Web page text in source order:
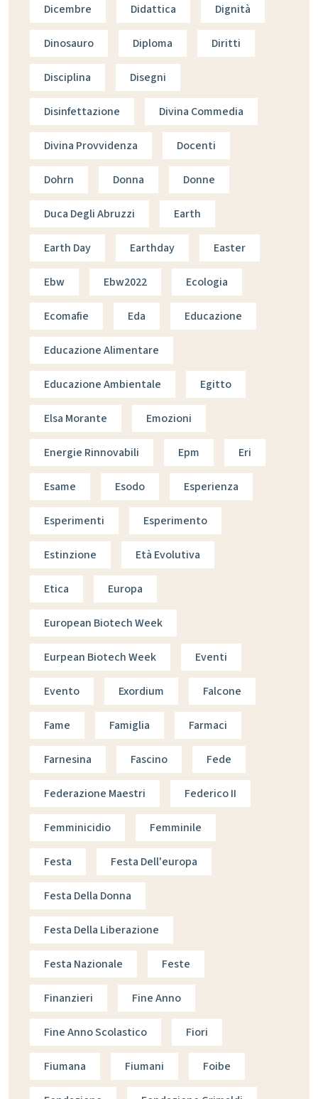
Dicembre Didattica Dignità
Dinosauro Diploma Diritti
Disciplina Disegni
Disinfettazione Divina Commedia
Divina Provvidenza Docenti
Dohrn Donna Donne
Duca Degli Abruzzi Earth
Earth Day Earthday Easter
Ebw Ebw2022 Ecologia
Ecomafie Eda Educazione
Educazione Alimentare
Educazione Ambientale Egitto
Elsa Morante Emozioni
Energie Rinnovabili Epm Eri
Esame Esodo Esperienza
Esperimenti Esperimento
Estinzione Età Evolutiva
Etica Europa
European Biotech Week
Eurpean Biotech Week Eventi
Evento Exordium Falcone
Fame Famiglia Farmaci
Farnesina Fascino Fede
Federazione Maestri Federico II
Femminicidio Femminile
Festa Festa Dell'europa
Festa Della Donna
Festa Della Liberazione
Festa Nazionale Feste
Finanzieri Fine Anno
Fine Anno Scolastico Fiori
Fiumana Fiumani Foibe